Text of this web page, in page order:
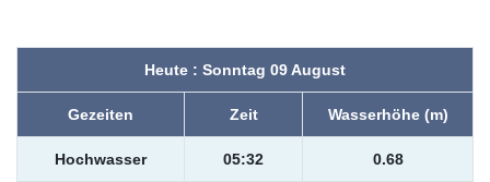
Heute : Sonntag 09 August
Gezeiten Zeit Wasserhöhe (m)
Hochwasser 05:32 0.68